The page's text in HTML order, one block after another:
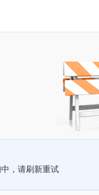
，请刷新重试